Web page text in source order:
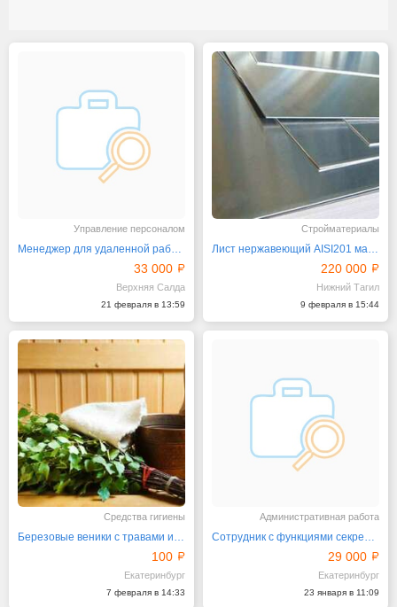
Управление персоналом
Менеджер для удаленной работы в интернет-магазине
33 000
Верхняя Салда
21 февраля в 13:59
Стройматериалы
Лист нержавеющий AISI201 матовый
220 000
Нижний Тагил
9 февраля в 15:44
Средства гигиены
Березовые веники с травами и без
100
Екатеринбург
7 февраля в 14:33
Административная работа
Сотрудник с функциями секретаря на вечернее время
29 000
Екатеринбург
23 января в 11:09